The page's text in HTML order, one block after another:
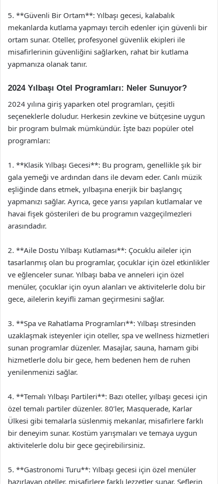
5. **Güvenli Bir Ortam**: Yılbaşı gecesi, kalabalık
mekanlarda kutlama yapmayı tercih edenler için güvenli bir
ortam sunar. Oteller, profesyonel güvenlik ekipleri ile
misafirlerinin güvenliğini sağlarken, rahat bir kutlama
yapmanıza olanak tanır.
2024 Yılbaşı Otel Programları: Neler Sunuyor?
2024 yılına giriş yaparken otel programları, çeşitli
seçeneklerle doludur. Herkesin zevkine ve bütçesine uygun
bir program bulmak mümkündür. İşte bazı popüler otel
programları:
1. **Klasik Yılbaşı Gecesi**: Bu program, genellikle şık bir
gala yemeği ve ardından dans ile devam eder. Canlı müzik
eşliğinde dans etmek, yılbaşına enerjik bir başlangıç
yapmanızı sağlar. Ayrıca, gece yarısı yapılan kutlamalar ve
havai fişek gösterileri de bu programın vazgeçilmezleri
arasındadır.
2. **Aile Dostu Yılbaşı Kutlaması**: Çocuklu aileler için
tasarlanmış olan bu programlar, çocuklar için özel etkinlikler
ve eğlenceler sunar. Yılbaşı baba ve anneleri için özel
menüler, çocuklar için oyun alanları ve aktivitelerle dolu bir
gece, ailelerin keyifli zaman geçirmesini sağlar.
3. **Spa ve Rahatlama Programları**: Yılbaşı stresinden
uzaklaşmak isteyenler için oteller, spa ve wellness hizmetleri
sunan programlar düzenler. Masajlar, sauna, hamam gibi
hizmetlerle dolu bir gece, hem bedenen hem de ruhen
yenilenmenizi sağlar.
4. **Temalı Yılbaşı Partileri**: Bazı oteller, yılbaşı gecesi için
özel temalı partiler düzenler. 80’ler, Masquerade, Karlar
Ülkesi gibi temalarla süslenmiş mekanlar, misafirlere farklı
bir deneyim sunar. Kostüm yarışmaları ve temaya uygun
aktivitelerle dolu bir gece geçirebilirsiniz.
5. **Gastronomi Turu**: Yılbaşı gecesi için özel menüler
hazırlayan oteller, misafirlere farklı lezzetler sunar. Şeflerin